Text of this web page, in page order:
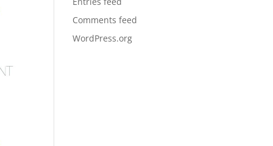
Comments feed
WordPress.org